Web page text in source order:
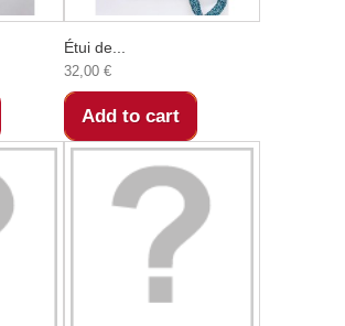
Étui de...
32,00 €
Add to cart